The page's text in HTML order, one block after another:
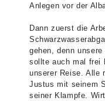
Anlegen vor der
Dann zuerst die
gehen, denn
sollte auch mal frei
unserer Reise. Alle
Justus mit seinem
seiner Klampfe.